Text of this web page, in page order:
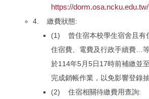
https://
4. 繳費狀態:
(1) 曾住宿本校學生宿舍且有
住宿費、電費及行政手續費…
於114年5月5日17時前補繳並
完成銷帳作業，以免影響登錄抽
(2) 住宿相關待繳費用查詢: